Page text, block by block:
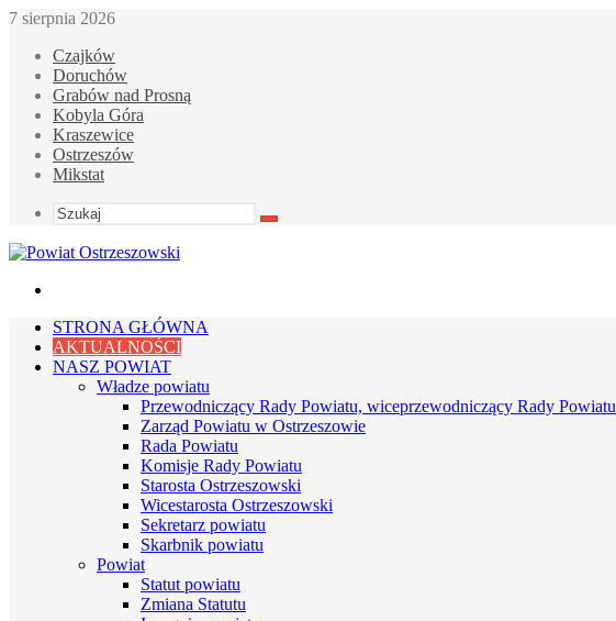
7 sierpnia 2026
Czajków
Doruchów
Grabów nad Prosną
Kobyla Góra
Kraszewice
Ostrzeszów
Mikstat
Szukaj
STRONA GŁÓWNA
AKTUALNOŚCI
NASZ POWIAT
Władze powiatu
Przewodniczący Rady Powiatu, wiceprzewodniczący Rady Powiatu
Zarząd Powiatu w Ostrzeszowie
Rada Powiatu
Komisje Rady Powiatu
Starosta Ostrzeszowski
Wicestarosta Ostrzeszowski
Sekretarz powiatu
Skarbnik powiatu
Powiat
Statut powiatu
Zmiana Statutu